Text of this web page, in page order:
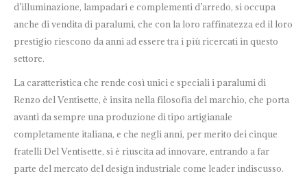
d’illuminazione, lampadari e complementi d’arredo, si occupa
anche di vendita di paralumi, che con la loro raffinatezza ed il loro
prestigio riescono da anni ad essere tra i più ricercati in questo
settore.
La caratteristica che rende così unici e speciali i paralumi di
Renzo del Ventisette, è insita nella filosofia del marchio, che porta
avanti da sempre una produzione di tipo artigianale
completamente italiana, e che negli anni, per merito dei cinque
fratelli Del Ventisette, si è riuscita ad innovare, entrando a far
parte del mercato del design industriale come leader indiscusso.